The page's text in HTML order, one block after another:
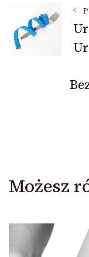
wpisu
Możesz